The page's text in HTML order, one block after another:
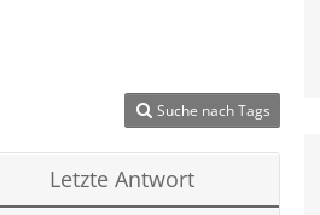
Suche nach Tags
Letzte Antwort